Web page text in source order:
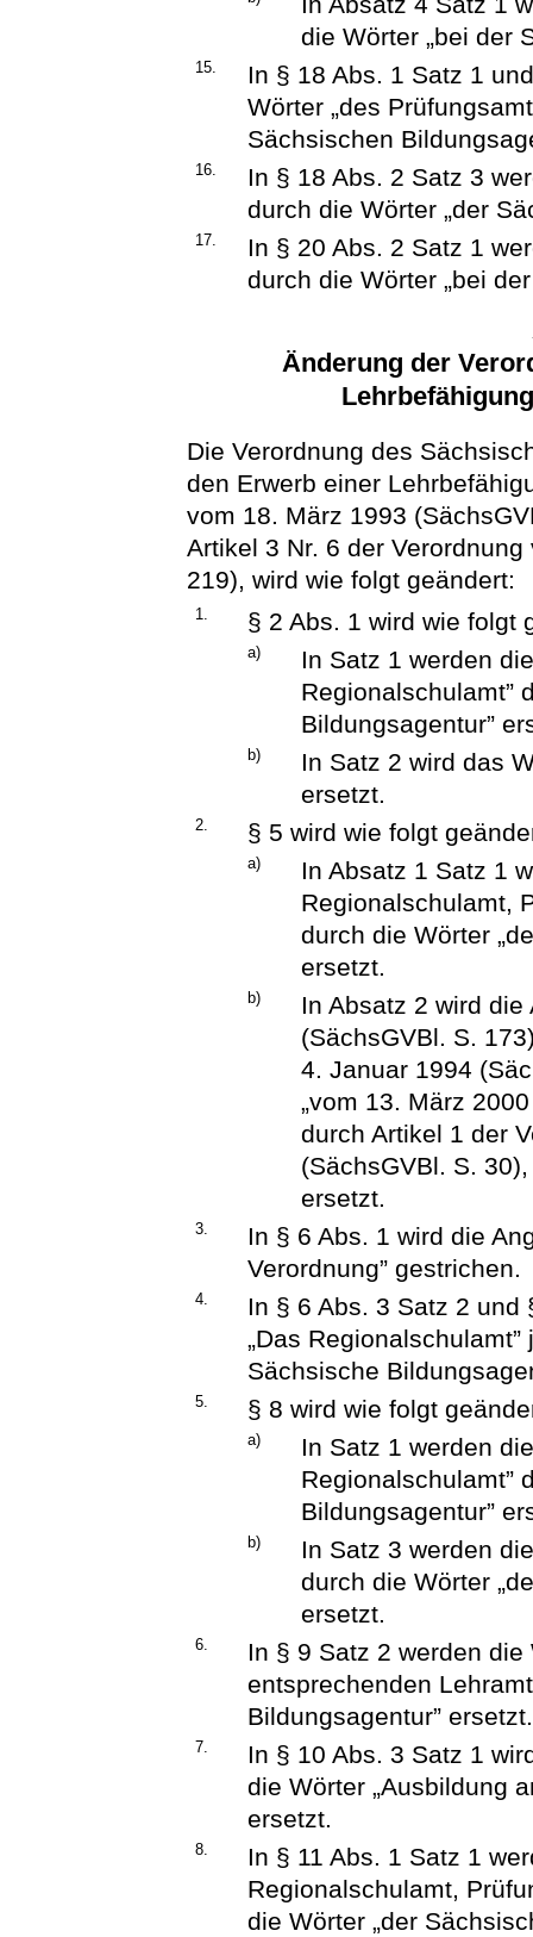
die Wörter „bei der
15.
In § 18 Abs. 1 Satz 1
Wörter „des
Sächsischen
16.
In § 18 Abs. 2 Satz 3
durch die Wörter „der
17.
In § 20 Abs. 2 Satz 1
durch die Wörter „bei
Änderung der
Die Verordnung des
den Erwerb einer
vom 18. März 1993
Artikel 3 Nr. 6 der
219), wird wie folgt geändert:
1. § 2 Abs. 1 wird wie folgt
a)
In Satz 1 werden
Regionalschulamt”
Bildungsagentur”
b)
In Satz 2 wird das
ersetzt.
2. § 5 wird wie folgt
a)
In Absatz 1 Satz 1
Regionalschulamt,
durch die Wörter
ersetzt.
b)
In Absatz 2 wird die
(SächsGVBl. S.
4. Januar 1994
„vom 13. März
durch Artikel 1 der
(SächsGVBl. S.
ersetzt.
3.
In § 6 Abs. 1 wird die
Verordnung” gestrichen.
4.
In § 6 Abs. 3 Satz 2 und
„Das
Sächsische
5. § 8 wird wie folgt
a)
In Satz 1 werden
Regionalschulamt”
Bildungsagentur”
b)
In Satz 3 werden
durch die Wörter
ersetzt.
6.
In § 9 Satz 2 werden
entsprechenden
Bildungsagentur” ersetzt.
7.
In § 10 Abs. 3 Satz 1
die Wörter „Ausbildung
ersetzt.
8.
In § 11 Abs. 1 Satz 1
Regionalschulamt,
die Wörter „der